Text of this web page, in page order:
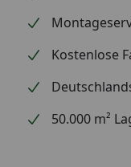
Kostenlose
50.000 m²